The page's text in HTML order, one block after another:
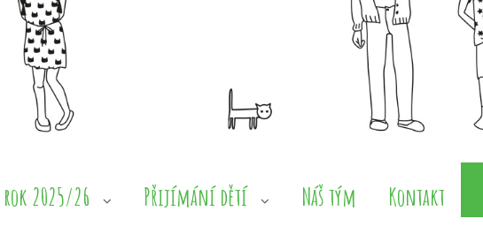
2025/26 Přijímání dětí Náš tým Kontakt